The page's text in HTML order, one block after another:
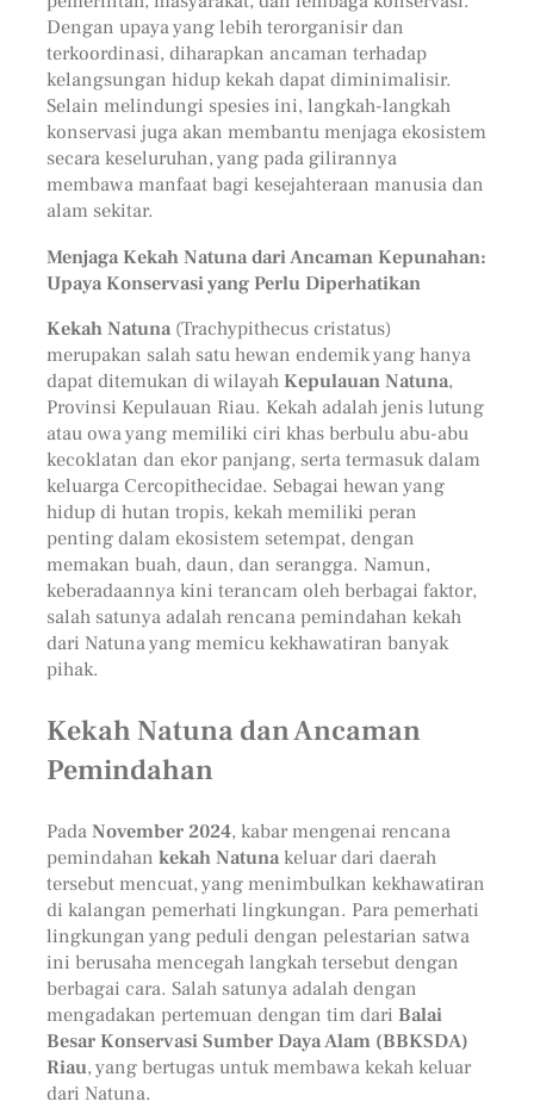
Dengan upaya yang lebih terorganisir dan
terkoordinasi, diharapkan ancaman terhadap
kelangsungan hidup kekah dapat diminimalisir.
Selain melindungi spesies ini, langkah-langkah
konservasi juga akan membantu menjaga ekosistem
secara keseluruhan, yang pada gilirannya
membawa manfaat bagi kesejahteraan manusia dan
alam sekitar.
Menjaga Kekah Natuna dari Ancaman Kepunahan:
Upaya Konservasi yang Perlu Diperhatikan
Kekah Natuna(Trachypithecus cristatus)
merupakan salah satu hewan endemik yang hanya
dapat ditemukan di wilayahKepulauan Natuna,
Provinsi Kepulauan Riau. Kekah adalah jenis lutung
atau owa yang memiliki ciri khas berbulu abu-abu
kecoklatan dan ekor panjang, serta termasuk dalam
keluarga Cercopithecidae. Sebagai hewan yang
hidup di hutan tropis, kekah memiliki peran
penting dalam ekosistem setempat, dengan
memakan buah, daun, dan serangga. Namun,
keberadaannya kini terancam oleh berbagai faktor,
salah satunya adalah rencana pemindahan kekah
dari Natuna yang memicu kekhawatiran banyak
pihak.
Kekah Natuna dan Ancaman
Pemindahan
PadaNovember 2024, kabar mengenai rencana
pemindahan kekah Natunakeluar dari daerah
tersebut mencuat, yang menimbulkan kekhawatiran
di kalangan pemerhati lingkungan. Para pemerhati
lingkungan yang peduli dengan pelestarian satwa
ini berusaha mencegah langkah tersebut dengan
berbagai cara. Salah satunya adalah dengan
mengadakan pertemuan dengan tim dari Balai
Besar Konservasi Sumber Daya Alam (BBKSDA)
Riau, yang bertugas untuk membawa kekah keluar
dari Natuna.